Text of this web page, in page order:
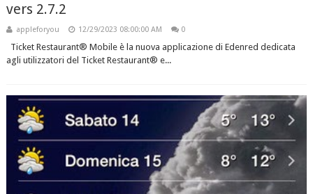
vers 2.7.2
appleforyou 12/29/2023 08:00:00 AM 0
Ticket Restaurant® Mobile è la nuova applicazione di Edenred dedicata
agli utilizzatori del Ticket Restaurant® e...